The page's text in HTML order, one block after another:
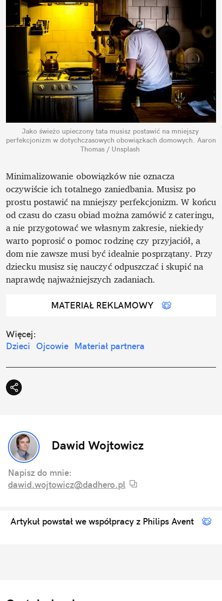
Jako świeżo upieczony tata musisz postawić na mniejszy
perfekcjonizm w dotychczasowych obowiązkach domowych. Aaron
Thomas / Unsplash
Minimalizowanie obowiązków nie oznacza
oczywiście ich totalnego zaniedbania. Musisz po
prostu postawić na mniejszy perfekcjonizm. W końcu
od czasu do czasu obiad można zamówić z cateringu,
a nie przygotować we własnym zakresie, niekiedy
warto poprosić o pomoc rodzinę czy przyjaciół, a
dom nie zawsze musi być idealnie posprzątany. Przy
dziecku musisz się nauczyć odpuszczać i skupić na
naprawdę najważniejszych zadaniach.
MATERIAŁ REKLAMOWY
Więcej:
Dzieci
Ojcowie Materiał partnera
Dawid Wojtowicz
Napisz do mnie:
dawid.wojtowicz@dadhero.pl
Artykuł powstał we współpracy z Philips Avent